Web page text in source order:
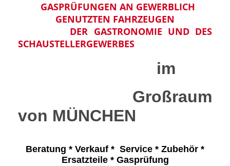
GASPRÜFUNGEN AN GEWERBLICH
GENUTZTEN FAHRZEUGEN
DER GASTRONOMIE UND DES
SCHAUSTELLERGEWERBES
im
Großraum
von MÜNCHEN
Beratung * Verkauf * Service * Zubehör *
Ersatzteile * Gasprüfung